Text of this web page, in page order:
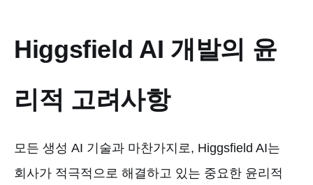
Higgsfield AI 개발의 윤
리적 고려사항
모든 생성 AI 기술과 마찬가지로, Higgsfield AI는
회사가 적극적으로 해결하고 있는 중요한 윤리적